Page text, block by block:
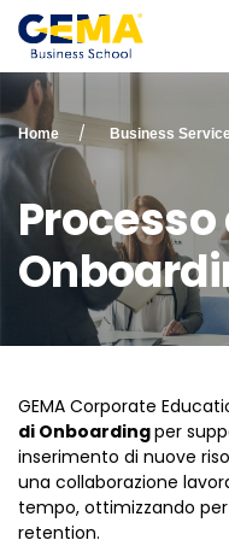
Home Business
Processo
GEMA Corporate
di Onboardingper
inserimento di nuove
una collaborazione
tempo, ottimizzando
retention.